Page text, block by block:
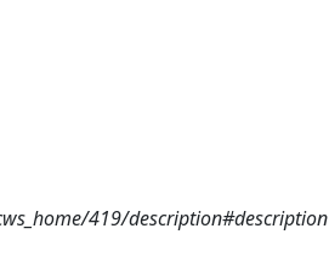
419/description#description